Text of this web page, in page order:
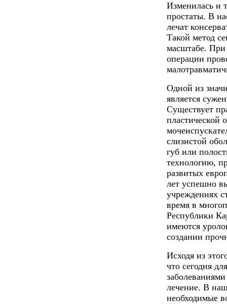
Изменилась и
простаты. В
лечат
Такой метод
масштабе. При
операции
Одной из
является
Существует
пластической
слизистой
губ или
технологию,
развитых
лет успешно
учреждениях
время в
Республики
имеются
создании
Исходя из
что сегодня
лечение. В
необходимые